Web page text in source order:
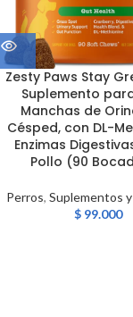
Zesty Paws Stay
Suplemento
Manchas de
Césped, con DL-
Enzimas
Pollo (90
Perros, Suplementos
$99.000